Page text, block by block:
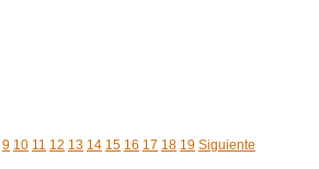
9 10 11 12 13 14 15 16 17 18 19 Siguiente